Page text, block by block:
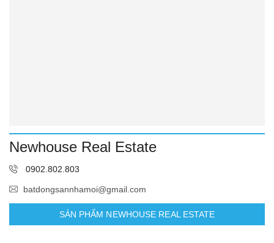
Newhouse Real Estate
0902.802.803
batdongsannhamoi@gmail.com
SẢN PHẨM NEWHOUSE REAL ESTATE